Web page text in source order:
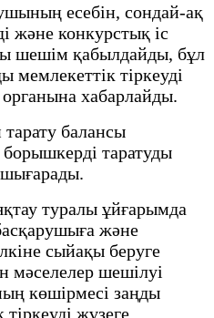
есебін, сондай-ақ
және конкурстық іс
шешім қабылдайды, бұл
мемлекеттік тіркеуді
хабарлайды.
балансы
борышкерді таратуды
туралы ұйғарымда
және
сыйақы беруге
мәселелер шешілуі
көшірмесі заңды
жүзеге